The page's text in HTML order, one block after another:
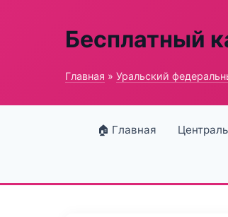
Бесплатный
Главная » Уральский
🏠 Главная